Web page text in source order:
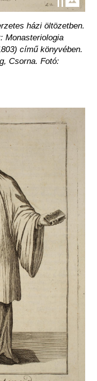
házi öltözetben.
Monasteriologia
című könyvében.
Csorna. Fotó: